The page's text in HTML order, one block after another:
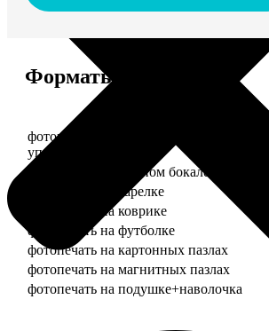
Форматы и цены
фотопечать на кружке + подарочная
упаковка
фотопечать на пивном бокале
фотопечать на тарелке
фотопечать на коврике
фотопечать на футболке
фотопечать на картонных пазлах
фотопечать на магнитных пазлах
фотопечать на подушке+наволочка